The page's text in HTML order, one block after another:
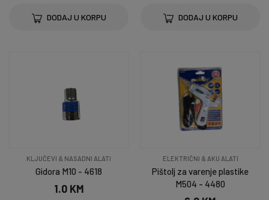
DODAJ U KORPU DODAJ U KORPU
KLJUČEVI & NASADNI ALATI
Gidora M10 - 4618
1.0 KM
ELEKTRIČNI & AKU ALATI
Pištolj za varenje plastike
M504 - 4480